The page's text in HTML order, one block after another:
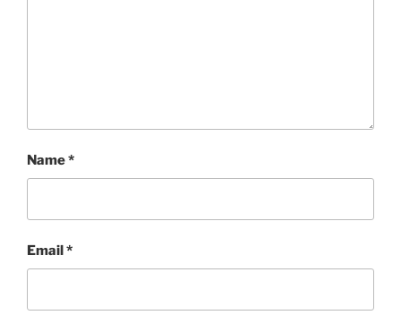
Name*
Email*